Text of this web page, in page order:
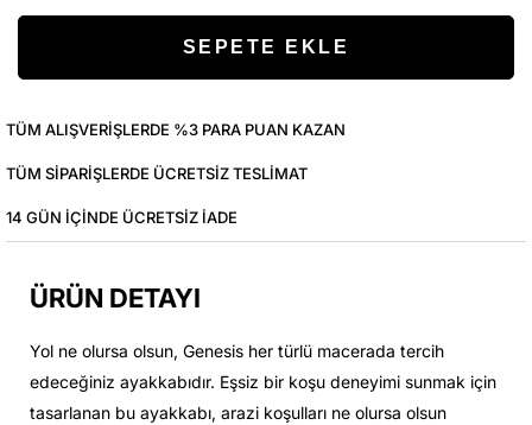
TÜM ALIŞVERIŞLERDE %3 PARA PUAN KAZAN
TÜM SIPARIŞLERDE ÜCRETSIZ TESLIMAT
14 GÜN IÇINDE ÜCRETSIZ IADE
ÜRÜN DETAYI
Yol ne olursa olsun, Genesis her türlü macerada tercih
edeceğiniz ayakkabıdır. Eşsiz bir koşu deneyimi sunmak için
tasarlanan bu ayakkabı, arazi koşulları ne olursa olsun